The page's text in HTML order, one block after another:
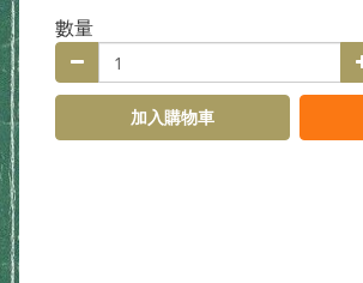
數量
加入購物車